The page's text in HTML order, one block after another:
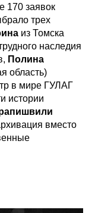
170 заявок
трех
из Томска
наследия
Полина
область)
в мире ГУЛАГ
истории
вместо